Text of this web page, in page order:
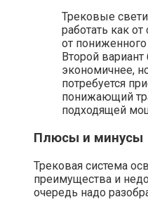
Трековые
работать как от
от
Второй
экономичнее,
потребуется
понижающий
подходящей
Плюсы и минусы
Трековая система
преимущества и
очередь надо